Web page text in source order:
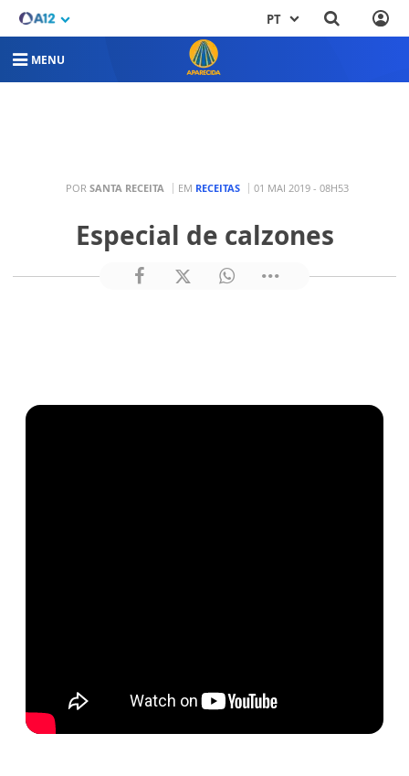
PT
MENU
POR SANTA RECEITA EM RECEITAS 01 MAI 2019 - 08H53
Especial de calzones